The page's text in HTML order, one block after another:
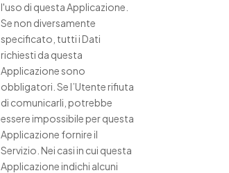
l'uso di questa Applicazione.
Se non diversamente
specificato, tutti i Dati
richiesti da questa
Applicazione sono
obbligatori. Se l’Utente rifiuta
di comunicarli, potrebbe
essere impossibile per questa
Applicazione fornire il
Servizio. Nei casi in cui questa
Applicazione indichi alcuni